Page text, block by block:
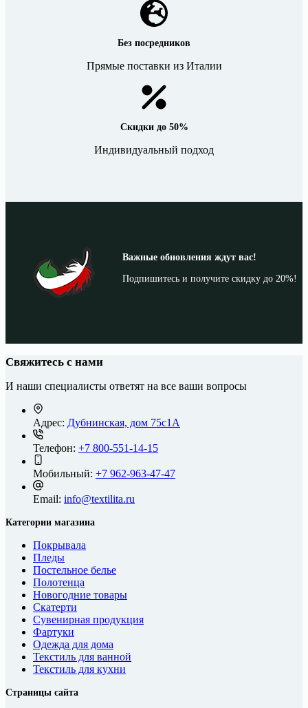
Без посредников
Прямые поставки из Италии
Скидки до 50%
Индивидуальный подход
Важные обновления ждут вас!
Подпишитесь и получите скидку до 20%!
Свяжитесь с нами
И наши специалисты ответят на все ваши вопросы
Адрес: Дубнинская, дом 75с1А
Телефон: +7 800-551-14-15
Мобильный: +7 962-963-47-47
Email: info@textilita.ru
Категории магазина
Покрывала
Пледы
Постельное белье
Полотенца
Новогодние товары
Скатерти
Сувенирная продукция
Фартуки
Одежда для дома
Текстиль для ванной
Текстиль для кухни
Страницы сайта